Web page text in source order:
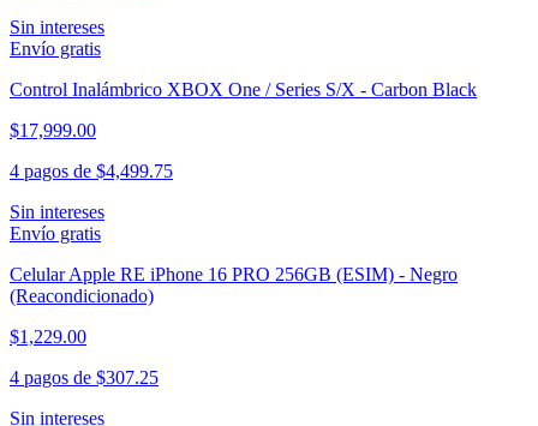
Sin intereses
Envío gratis
Control Inalámbrico XBOX One / Series S/X - Carbon Black
$17,999.00
4 pagos de $4,499.75
Sin intereses
Envío gratis
Celular Apple RE iPhone 16 PRO 256GB (ESIM) - Negro
(Reacondicionado)
$1,229.00
4 pagos de $307.25
Sin intereses